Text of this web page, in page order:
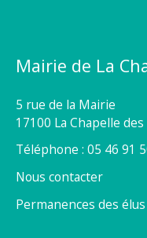
Mairie de La
5 rue de la Mairie
17100 La Chapelle
Téléphone : 05 46 91
Nous contacter
Permanences des élus